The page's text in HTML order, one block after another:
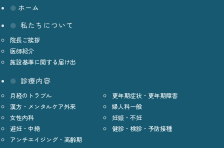
ホーム
私たちについて
院長ご挨拶
医師紹介
施設基準に関する届け出
診療内容
月経のトラブル
更年期症状・更年期障害
漢方・メンタルケア外来
婦人科一般
女性内科
妊娠・不妊
避妊・中絶
健診・検診・予防接種
アンチエイジング・高齢期